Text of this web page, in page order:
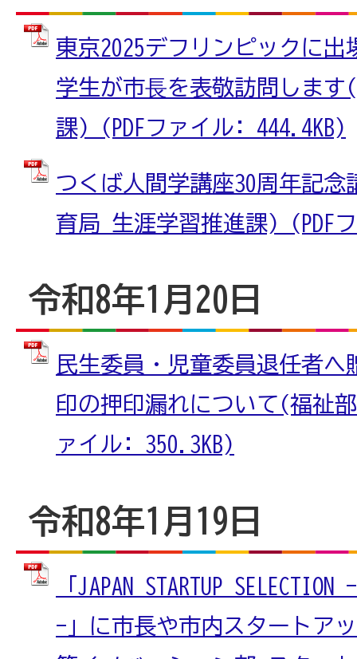
東京2025デフリンピックに
学生が市⾧を表敬訪問しま
課) (PDFファイル: 444.4KB)
つくば人間学講座30周年記
育局 生涯学習推進課) (PDF
令和8年1月20日
民生委員・児童委員退任者
印の押印漏れについて(福祉
ァイル: 350.3KB)
令和8年1月19日
「JAPAN STARTUP
-」に市長や市内スタートア